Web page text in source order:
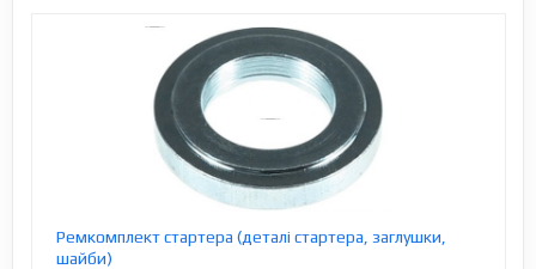
Ремкомплект стартера (деталі стартера, заглушки,
шайби)